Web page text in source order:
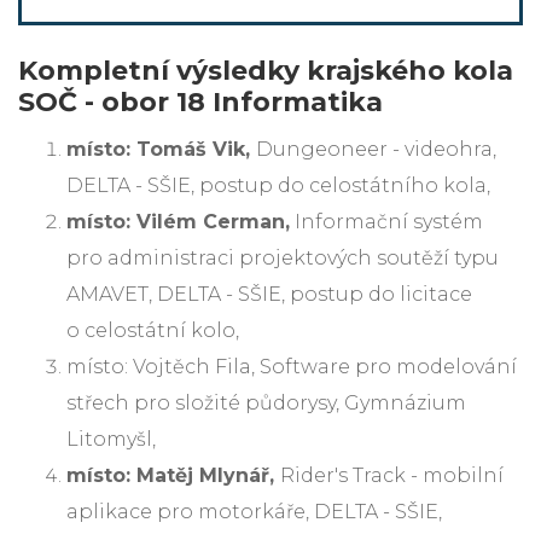
Kompletní výsledky krajského kola
SOČ - obor 18 Informatika
místo: Tomáš Vik, Dungeoneer - videohra,
DELTA - SŠIE, postup do celostátního kola,
místo: Vilém Cerman, Informační systém
pro administraci projektových soutěží typu
AMAVET, DELTA - SŠIE, postup do licitace
o celostátní kolo,
místo: Vojtěch Fila, Software pro modelování
střech pro složité půdorysy, Gymnázium
Litomyšl,
místo: Matěj Mlynář, Rider's Track - mobilní
aplikace pro motorkáře, DELTA - SŠIE,